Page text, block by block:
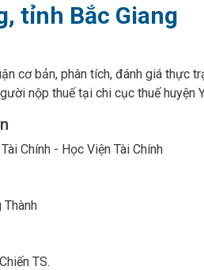
tỉnh Bắc Giang
cơ bản, phân tích, đánh giá thực
nộp thuế tại chi cục thuế huyện
Chính - Học Viện Tài Chính
Thành
TS.